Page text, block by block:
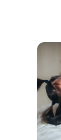
пару кликов?
поиску
За каждую
10 тенге в
затем,
или
нуждающейся